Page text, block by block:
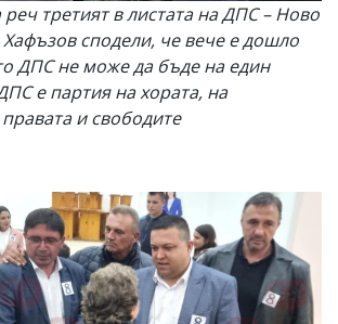
третият в листата на ДПС – Ново
сподели, че вече е дошло
ДПС не може да бъде на един
е партия на хората, на
и свободите